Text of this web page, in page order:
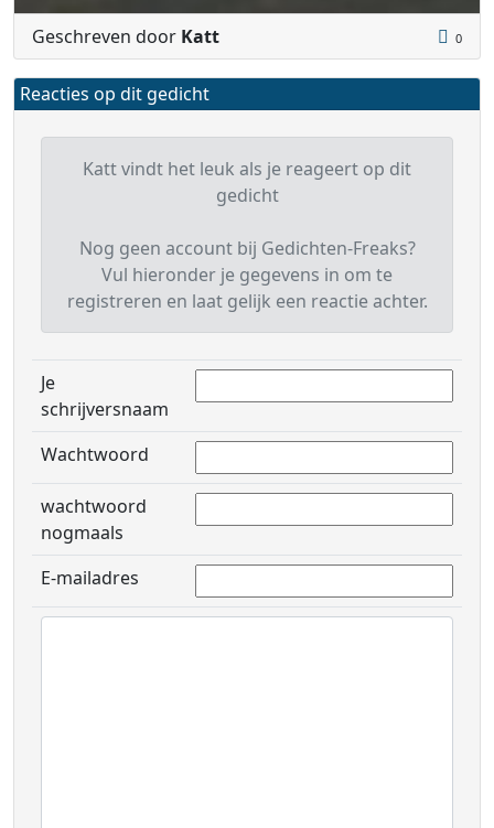
Geschreven door Katt 0
Reacties op dit gedicht
Katt vindt het leuk als je reageert op dit
gedicht
Nog geen account bij Gedichten-Freaks?
Vul hieronder je gegevens in om te
registreren en laat gelijk een reactie achter.
Je
schrijversnaam
Wachtwoord
wachtwoord
nogmaals
E-mailadres